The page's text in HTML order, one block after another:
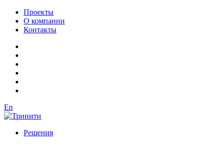
Проекты
О компании
Контакты
En
Решения